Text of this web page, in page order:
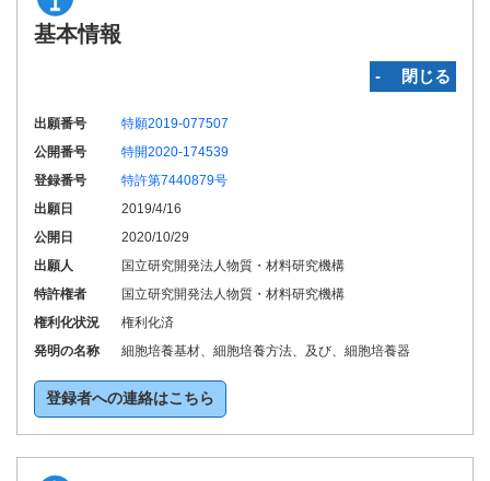
基本情報
‐ 閉じる
出願番号
特願2019-077507
公開番号
特開2020-174539
登録番号
特許第7440879号
出願日
2019/4/16
公開日
2020/10/29
出願人
国立研究開発法人物質・材料研究機構
特許権者
国立研究開発法人物質・材料研究機構
権利化状況
権利化済
発明の名称
細胞培養基材、細胞培養方法、及び、細胞培養器
登録者への連絡はこちら